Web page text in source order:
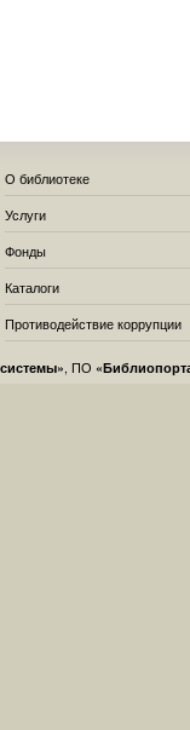
О библиотеке
Услуги
Фонды
Каталоги
Противодействие коррупции
, ПО